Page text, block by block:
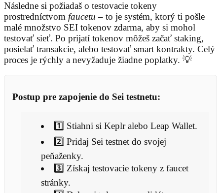
Následne si požiadaš o testovacie tokeny
prostredníctvom faucetu – to je systém, ktorý ti pošle
malé množstvo SEI tokenov zdarma, aby si mohol
testovať sieť. Po prijatí tokenov môžeš začať staking,
posielať transakcie, alebo testovať smart kontrakty. Celý
proces je rýchly a nevyžaduje žiadne poplatky. 💡
Postup pre zapojenie do Sei testnetu:
1️⃣ Stiahni si Keplr alebo Leap Wallet.
2️⃣ Pridaj Sei testnet do svojej
peňaženky.
3️⃣ Získaj testovacie tokeny z faucet
stránky.